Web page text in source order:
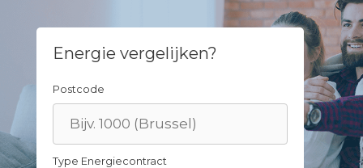
Energie vergelijken?
Postcode
Type Energiecontract